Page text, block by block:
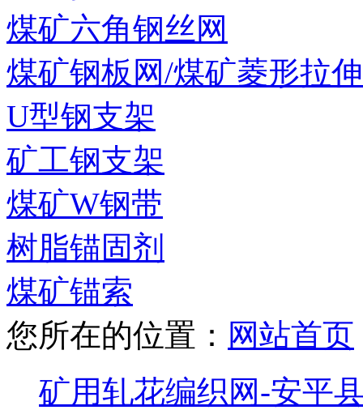
煤矿六角钢丝网
煤矿钢板网/煤矿菱形拉
U型钢支架
矿工钢支架
煤矿W钢带
树脂锚固剂
煤矿锚索
您所在的位置： 网站首页
矿用轧花编织网-安平